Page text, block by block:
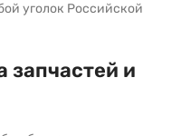
уголок Российской
запчастей и